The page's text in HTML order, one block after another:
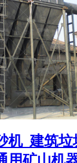
机_建筑垃